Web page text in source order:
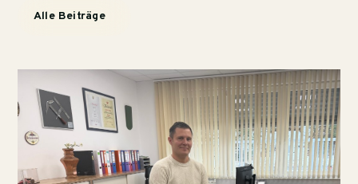
Alle Beiträge